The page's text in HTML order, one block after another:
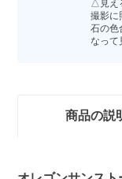
△見え
撮影に
石の色
なって
商品の説